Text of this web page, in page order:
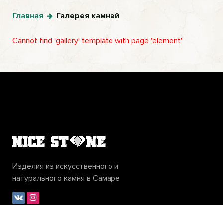
Главная Галерея камней
Cannot find 'gallery' template with page 'element'
Изделия из искусственного и
натурального камня в Самаре